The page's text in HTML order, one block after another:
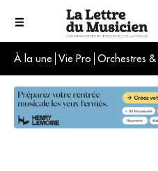
À la une Vie Pro Orchestres &
L'info
Le